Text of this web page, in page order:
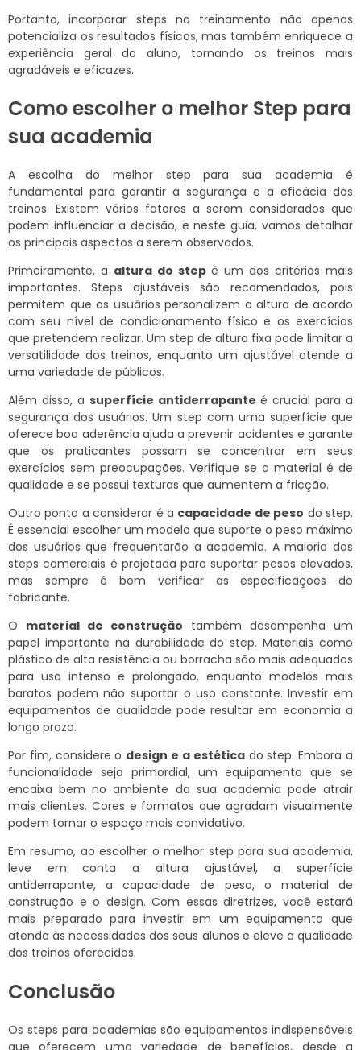
Portanto, incorporar steps no treinamento não apenas
potencializa os resultados físicos, mas também enriquece a
experiência geral do aluno, tornando os treinos mais
agradáveis e eficazes.
Como escolher o melhor Step para
sua academia
A escolha do melhor step para sua academia é
fundamental para garantir a segurança e a eficácia dos
treinos. Existem vários fatores a serem considerados que
podem influenciar a decisão, e neste guia, vamos detalhar
os principais aspectos a serem observados.
Primeiramente, a altura do stepé um dos critérios mais
importantes. Steps ajustáveis são recomendados, pois
permitem que os usuários personalizem a altura de acordo
com seu nível de condicionamento físico e os exercícios
que pretendem realizar. Um step de altura fixa pode limitar a
versatilidade dos treinos, enquanto um ajustável atende a
uma variedade de públicos.
Além disso, a superfície antiderrapante é crucial para a
segurança dos usuários. Um step com uma superfície que
oferece boa aderência ajuda a prevenir acidentes e garante
que os praticantes possam se concentrar em seus
exercícios sem preocupações. Verifique se o material é de
qualidade e se possui texturas que aumentem a fricção.
Outro ponto a considerar é a capacidade de peso do step.
É essencial escolher um modelo que suporte o peso máximo
dos usuários que frequentarão a academia. A maioria dos
steps comerciais é projetada para suportar pesos elevados,
mas sempre é bom verificar as especificações do
fabricante.
O material de construção também desempenha um
papel importante na durabilidade do step. Materiais como
plástico de alta resistência ou borracha são mais adequados
para uso intenso e prolongado, enquanto modelos mais
baratos podem não suportar o uso constante. Investir em
equipamentos de qualidade pode resultar em economia a
longo prazo.
Por fim, considere o design e a estéticado step. Embora a
funcionalidade seja primordial, um equipamento que se
encaixa bem no ambiente da sua academia pode atrair
mais clientes. Cores e formatos que agradam visualmente
podem tornar o espaço mais convidativo.
Em resumo, ao escolher o melhor step para sua academia,
leve em conta a altura ajustável, a superfície
antiderrapante, a capacidade de peso, o material de
construção e o design. Com essas diretrizes, você estará
mais preparado para investir em um equipamento que
atenda às necessidades dos seus alunos e eleve a qualidade
dos treinos oferecidos.
Conclusão
Os steps para academias são equipamentos indispensáveis